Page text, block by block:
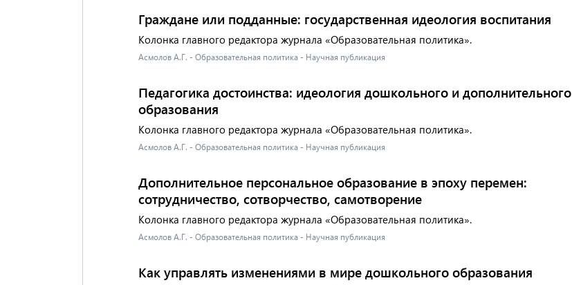
Граждане или подданные: государственная идеология воспитания
Колонка главного редактора журнала «Образовательная политика».
Асмолов А.Г. - Образовательная политика - Научная публикация
Педагогика достоинства: идеология дошкольного и дополнительного
образования
Колонка главного редактора журнала «Образовательная политика».
Асмолов А.Г. - Образовательная политика - Научная публикация
Дополнительное персональное образование в эпоху перемен:
сотрудничество, сотворчество, самотворение
Колонка главного редактора журнала «Образовательная политика».
Асмолов А.Г. - Образовательная политика - Научная публикация
Как управлять изменениями в мире дошкольного образования